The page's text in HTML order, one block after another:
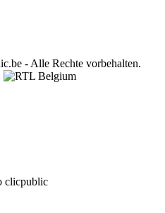
- Alle Rechte vorbehalten.